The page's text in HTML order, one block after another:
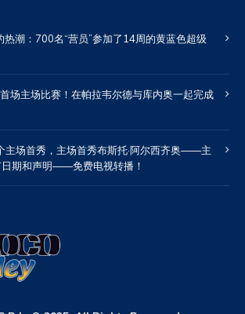
热潮：700名“营员”参加了14周的黄蓝色超级
场主场比赛！在帕拉韦尔德与库内奥一起完成
主场首秀，主场首秀布斯托·阿尔西齐奥——主
期和声明——免费电视转播！